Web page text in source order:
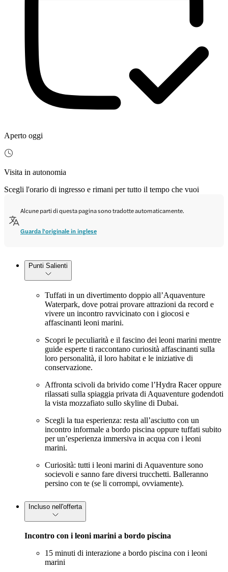
Aperto oggi
Visita in autonomia
Scegli l'orario di ingresso e rimani per tutto il tempo che vuoi
Alcune parti di questa pagina sono tradotte automaticamente.
Guarda l'originale in inglese
Punti Salienti
Tuffati in un divertimento doppio all’Aquaventure
Waterpark, dove potrai provare attrazioni da record e
vivere un incontro ravvicinato con i giocosi e
affascinanti leoni marini.
Scopri le peculiarità e il fascino dei leoni marini mentre
guide esperte ti raccontano curiosità affascinanti sulla
loro personalità, il loro habitat e le iniziative di
conservazione.
Affronta scivoli da brivido come l’Hydra Racer oppure
rilassati sulla spiaggia privata di Aquaventure godendoti
la vista mozzafiato sullo skyline di Dubai.
Scegli la tua esperienza: resta all’asciutto con un
incontro informale a bordo piscina oppure tuffati subito
per un’esperienza immersiva in acqua con i leoni
marini.
Curiosità: tutti i leoni marini di Aquaventure sono
socievoli e sanno fare diversi trucchetti. Balleranno
persino con te (se li corrompi, ovviamente).
Incluso nell'offerta
Incontro con i leoni marini a bordo piscina
15 minuti di interazione a bordo piscina con i leoni
marini